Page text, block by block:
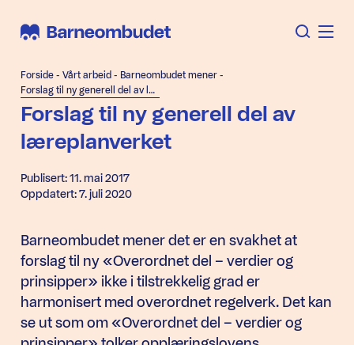
Forside - Vårt arbeid - Barneombudet mener -
Forslag til ny generell del av læreplanverket
Forslag til ny generell del av
læreplanverket
Publisert: 11. mai 2017
Oppdatert: 7. juli 2020
Barneombudet mener det er en svakhet at
forslag til ny «Overordnet del – verdier og
prinsipper» ikke i tilstrekkelig grad er
harmonisert med overordnet regelverk. Det kan
se ut som om «Overordnet del – verdier og